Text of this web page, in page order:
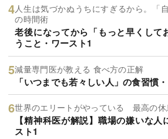
人生は気づかぬうちにすぎるから。「
の時間術
老後になってから「もっと早くして
うこと・ワースト1
減量専門医が教える 食べ方の正解
「いつまでも若々しい人」の食習慣
世界のエリートがやっている 最高の休
【精神科医が解説】職場の嫌いな
スト1